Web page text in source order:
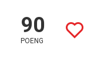
90
POENG